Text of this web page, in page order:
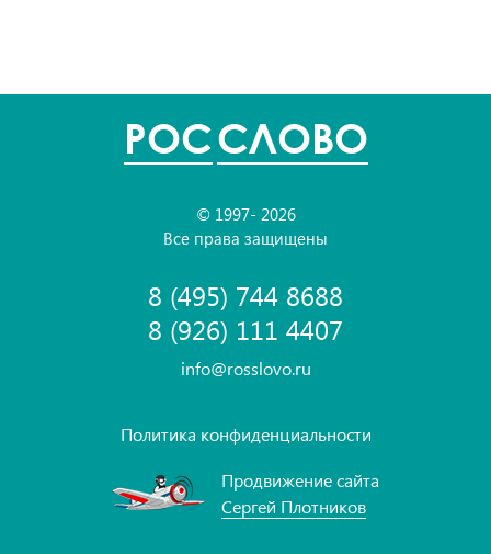
POCСЛОВО
© 1997- 2026
Все права защищены
8 (495) 744 8688
8 (926) 111 4407
info@rosslovo.ru
Политика конфиденциальности
Продвижение сайта
Сергей Плотников